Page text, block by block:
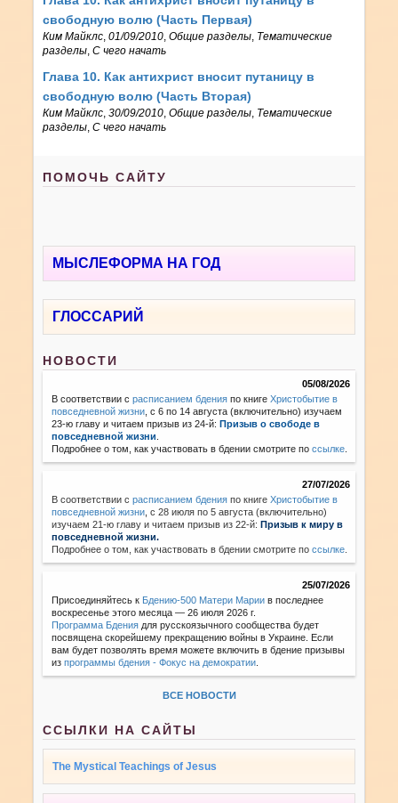
свободную волю (Часть Первая)
Ким Майклс ,01/09/2010 ,Общие разделы Тематические
разделы ,С чего начать
Глава 10. Как антихрист вносит путаницу в
свободную волю (Часть Вторая)
Ким Майклс ,30/09/2010 ,Общие разделы Тематические
разделы ,С чего начать
ПОМОЧЬ САЙТУ
МЫСЛЕФОРМА НА ГОД
ГЛОССАРИЙ
НОВОСТИ
05/08/2026
В соответствии срасписанием бдения по книгеХристобытие в
повседневной жизни , с 6 по 14 августа (включительно) изучаем
23-ю главу и читаем призыв из 24-й:Призыв о свободе в
повседневной жизни
Подробнее о том, как участвовать в бдении смотрите поссылке
27/07/2026
В соответствии с расписанием бдения по книгеХристобытие в
повседневной жизни с 28 июля по 5 августа (включительно)
изучаем 21-ю главу и читаем призыв из 22-й:Призыв к миру в
повседневной жизни.
Подробнее о том, как участвовать в бдении смотрите поссылке
25/07/2026
Присоединяйтесь к Бдению-500 Матери Марии в последнее
воскресенье этого месяца — 26 июля 2026 г.
Программа Бдения для русскоязычного сообщества будет
посвящена скорейшему прекращению войны в Украине. Если
вам будет позволять время можете включить в бдение призывы
изпрограммы бдения - Фокус на демократии
ВСЕ НОВОСТИ
ССЫЛКИ НА САЙТЫ
The Mystical Teachings of Jesus